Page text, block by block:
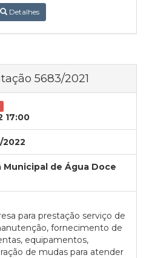
Detalhes
5683/2021
17:00
2022
de Água Doce
para prestação serviço de
fornecimento de
equipamentos,
de mudas para atender